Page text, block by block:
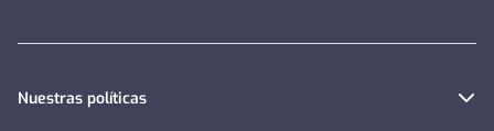
Nuestras políticas